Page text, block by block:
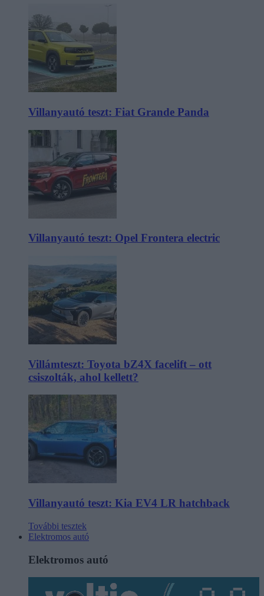
Villanyautó teszt: Fiat Grande Panda
Villanyautó teszt: Opel Frontera electric
Villámteszt: Toyota bZ4X facelift – ott
csiszolták, ahol kellett?
Villanyautó teszt: Kia EV4 LR hatchback
További tesztek
Elektromos autó
Elektromos autó